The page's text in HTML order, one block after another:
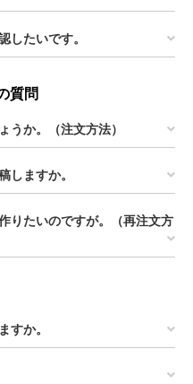
したいです。
質問
うか。（注文方法）
しますか。
りたいのですが。（再注文方
すか。